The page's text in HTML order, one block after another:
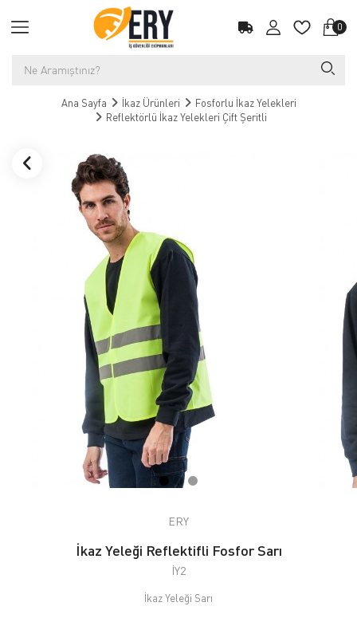
0
Ana Sayfa İkaz Ürünleri
Fosforlu İkaz Yelekleri
Reflektörlü İkaz Yelekleri Çift Şeritli
ERY
İkaz Yeleği Reflektifli Fosfor Sarı
İY2
İkaz Yeleği Sarı